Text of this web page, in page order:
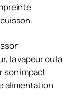
la vapeur ou la
son impact
alimentation